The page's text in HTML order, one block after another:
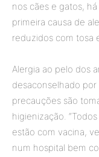
nos cães e gatos,
primeira causa de
reduzidos com tosa
Alergia ao pelo dos
desaconselhado
precauções são
higienização.
estão com vacina,
num hospital bem